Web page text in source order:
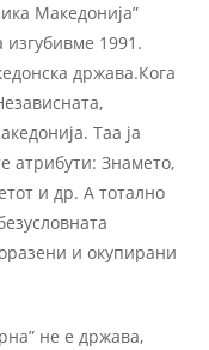
Македонија”
1991.
држава.Кога
Таа ја
атрибути: Знамето,
и др. А тотално
и окупирани
не е држава,